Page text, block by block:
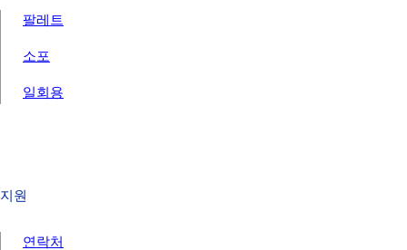
팔레트
소포
일회용
지원
연락처